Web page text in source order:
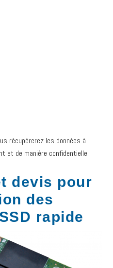
récupérerez les données à
et de manière confidentielle.
devis pour
des
rapide